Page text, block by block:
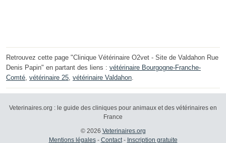
Retrouvez cette page "Clinique Vétérinaire O2vet - Site de Valdahon Rue
Denis Papin" en partant des liens : vétérinaire Bourgogne-Franche-
Comté, vétérinaire 25, vétérinaire Valdahon.
Veterinaires.org : le guide des cliniques pour animaux et des vétérinaires en
France
© 2026 Veterinaires.org
Mentions légales- Contact- Inscription gratuite